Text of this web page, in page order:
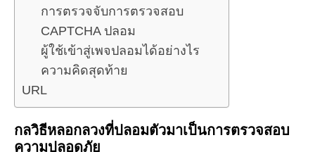
การตรวจจับการตรวจสอบ
CAPTCHA ปลอม
ผู้ใช้เข้าสู่เพจปลอมได้อย่างไร
ความคิดสุดท้าย
URL
กลวิธีหลอกลวงที่ปลอมตัวมาเป็นการตรวจสอบ
ความปลอดภัย